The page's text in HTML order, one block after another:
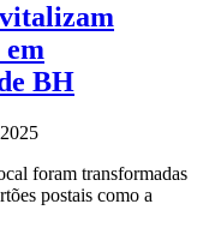
em
BH
foram transformadas
postais como a